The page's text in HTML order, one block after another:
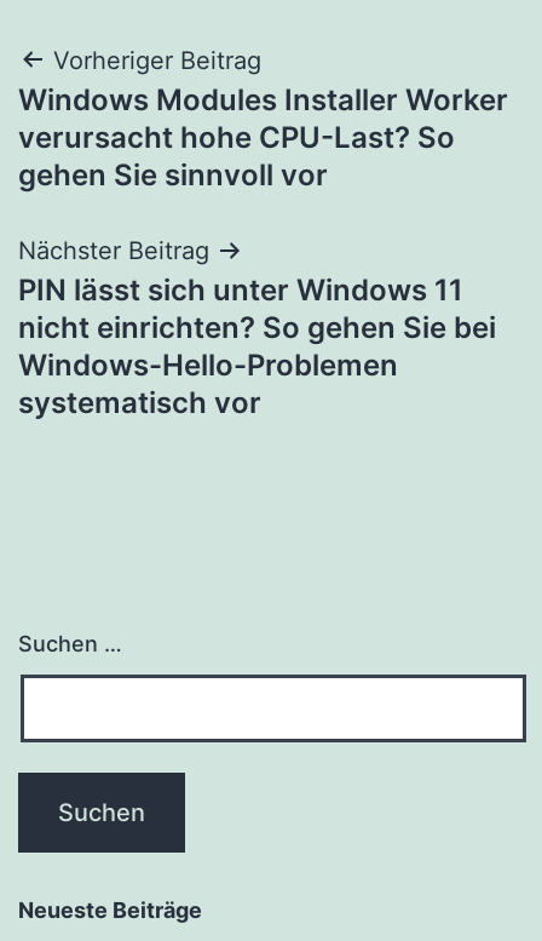
Beitragsnavigation
Vorheriger Beitrag
Windows Modules Installer Worker
verursacht hohe CPU-Last? So
gehen Sie sinnvoll vor
Nächster Beitrag
PIN lässt sich unter Windows 11
nicht einrichten? So gehen Sie bei
Windows-Hello-Problemen
systematisch vor
Suchen …
Neueste Beiträge